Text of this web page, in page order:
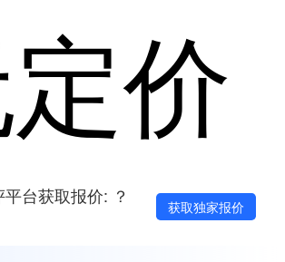
价
台获取报价: ？
获取独家报价